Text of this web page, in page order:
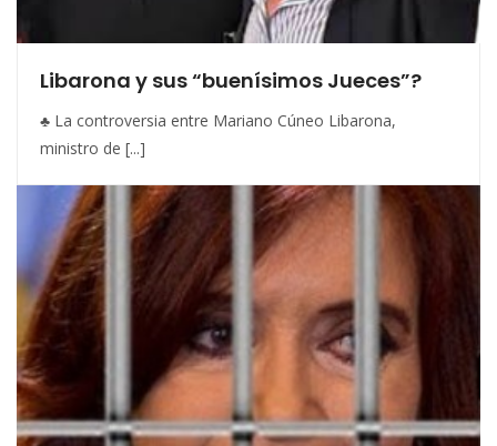
Libarona y sus “buenísimos Jueces”?
♣ La controversia entre Mariano Cúneo Libarona,
ministro de [...]